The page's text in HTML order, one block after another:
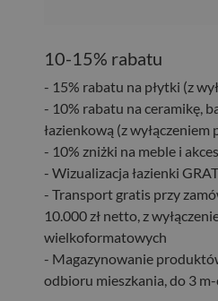
10-15% rabatu
- 15% rabatu na płytki (z
- 10% rabatu na ceramikę,
łazienkową (z wyłączeniem
- 10% zniżki na meble i
- Wizualizacja łazienki
- Transport gratis przy
10.000 zł netto, z
wielkoformatowych
- Magazynowanie
odbioru mieszkania, do 3